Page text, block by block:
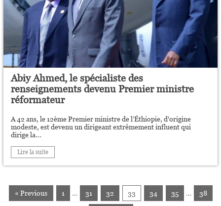
Abiy Ahmed, le spécialiste des
renseignements devenu Premier ministre
réformateur
A 42 ans, le 12ème Premier ministre de l’Éthiopie, d'origine
modeste, est devenu un dirigeant extrêmement influent qui
dirige la...
Lire la suite
« Previous 1 … 31 32 33 34 35 … 38